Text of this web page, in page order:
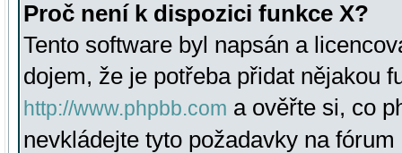
Proč není k dispozici funkce X?
Tento software byl napsán a
dojem, že je potřeba přidat nějakou
http://www.phpbb.com a ověřte si, co
nevkládejte tyto požadavky na